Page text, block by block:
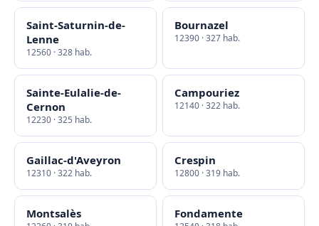
Saint-Saturnin-de-
Lenne
12560 · 328 hab.
Bournazel
12390 · 327 hab.
Sainte-Eulalie-de-
Cernon
12230 · 325 hab.
Campouriez
12140 · 322 hab.
Gaillac-d'Aveyron
12310 · 322 hab.
Crespin
12800 · 319 hab.
Montsalès Fondamente